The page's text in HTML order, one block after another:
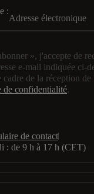
:
», j'accepte de
e-mail indiquée ci-
cadre de la réception
de confidentialité.
de contact
: de 9 h à 17 h (CET)